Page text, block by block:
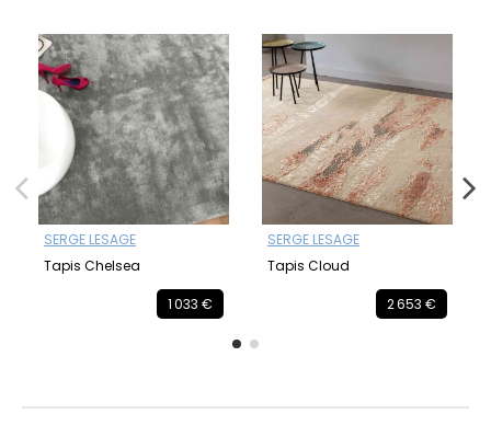
SERGE LESAGE
Tapis Chelsea
1 033 €
SERGE LESAGE
Tapis Cloud
2 653 €